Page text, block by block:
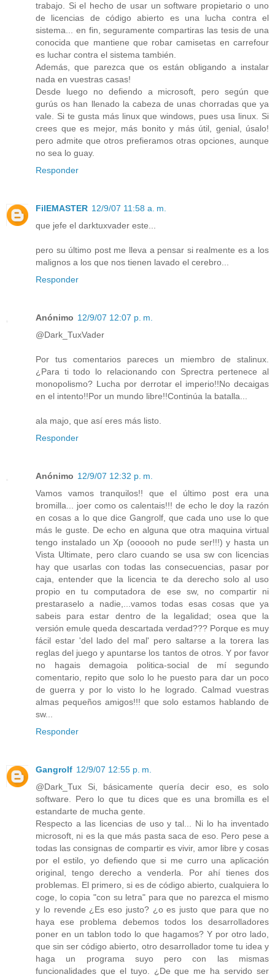
trabajo. Si el hecho de usar un software propietario o uno
de licencias de código abierto es una lucha contra el
sistema... en fin, seguramente compartiras las tesis de una
conocida que mantiene que robar camisetas en carrefour
es luchar contra el sistema también.
Además, que parezca que os están obligando a instalar
nada en vuestras casas!
Desde luego no defiendo a microsoft, pero según que
gurús os han llenado la cabeza de unas chorradas que ya
vale. Si te gusta más linux que windows, pues usa linux. Si
crees que es mejor, más bonito y más útil, genial, úsalo!
pero admite que otros prefieramos otras opciones, aunque
no sea lo guay.
Responder
FilEMASTER 12/9/07 11:58 a. m.
que jefe el darktuxvader este...
pero su último post me lleva a pensar si realmente es a los
malignos a los que nos tienen lavado el cerebro...
Responder
Anónimo 12/9/07 12:07 p. m.
@Dark_TuxVader
Por tus comentarios pareces un miembro de stalinux.
¿Para ti todo lo relacionando con Sprectra pertenece al
monopolismo? Lucha por derrotar el imperio!!No decaigas
en el intento!!Por un mundo libre!!Continúa la batalla...
ala majo, que así eres más listo.
Responder
Anónimo 12/9/07 12:32 p. m.
Vamos vamos tranquilos!! que el último post era una
bromilla... joer como os calentais!!! de echo le doy la razón
en cosas a lo que dice Gangrolf, que cada uno use lo que
más le guste. De echo en alguna que otra maquina virtual
tengo instalado un Xp (oooooh no pude ser!!!) y hasta un
Vista Ultimate, pero claro cuando se usa sw con licencias
hay que usarlas con todas las consecuencias, pasar por
caja, entender que la licencia te da derecho solo al uso
propio en tu computadora de ese sw, no compartir ni
prestaraselo a nadie,...vamos todas esas cosas que ya
sabeis para estar dentro de la legalidad; osea que la
versión emule queda descartada verdad??? Porque es muy
fácil estar 'del lado del mal' pero saltarse a la torera las
reglas del juego y apuntarse los tantos de otros. Y por favor
no hagais demagoia politica-social de mí segundo
comentario, repito que solo lo he puesto para dar un poco
de guerra y por lo visto lo he logrado. Calmad vuestras
almas pequeños amigos!!! que solo estamos hablando de
sw...
Responder
Gangrolf 12/9/07 12:55 p. m.
@Dark_Tux Si, básicamente quería decir eso, es solo
software. Pero lo que tu dices que es una bromilla es el
estandarte de mucha gente.
Respecto a las licencias de uso y tal... Ni lo ha inventado
microsoft, ni es la que más pasta saca de eso. Pero pese a
todas las consignas de compartir es vivir, amor libre y cosas
por el estilo, yo defiendo que si me curro una aplicación
original, tengo derecho a venderla. Por ahí tienes dos
problemas. El primero, si es de código abierto, cualquiera lo
coge, lo copia "con su letra" para que no parezca el mismo
y lo revende ¿Es eso justo? ¿o es justo que para que no
haya ese problema debemos todos los desarrolladores
poner en un tablon todo lo que hagamos? Y por otro lado,
que sin ser código abierto, otro desarrollador tome tu idea y
haga un programa suyo pero con las mismas
funcionalidades que el tuyo. ¿De que me ha servido ser